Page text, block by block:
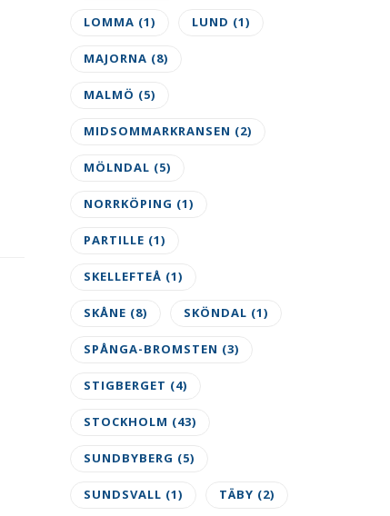
LOMMA (1) LUND (1)
MAJORNA (8)
MALMÖ (5)
MIDSOMMARKRANSEN (2)
MÖLNDAL (5)
NORRKÖPING (1)
PARTILLE (1)
SKELLEFTEÅ (1)
SKÅNE (8) SKÖNDAL (1)
SPÅNGA-BROMSTEN (3)
STIGBERGET (4)
STOCKHOLM (43)
SUNDBYBERG (5)
SUNDSVALL (1) TÄBY (2)